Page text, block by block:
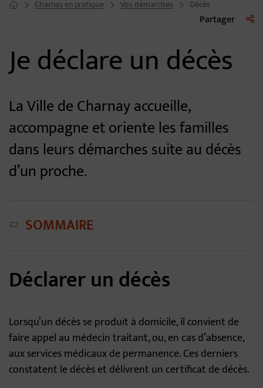
Page d'accueil du site
Charnay en pratique Vos démarches Décès
Partager
Je déclare un décès
La Ville de Charnay accueille,
accompagne et oriente les familles
dans leurs démarches suite au décès
d’un proche.
SOMMAIRE
Déclarer un décès
Lorsqu’un décès se produit à domicile, il convient de
faire appel au médecin traitant, ou, en cas d’absence,
aux services médicaux de permanence. Ces derniers
constatent le décès et délivrent un certificat de décès.